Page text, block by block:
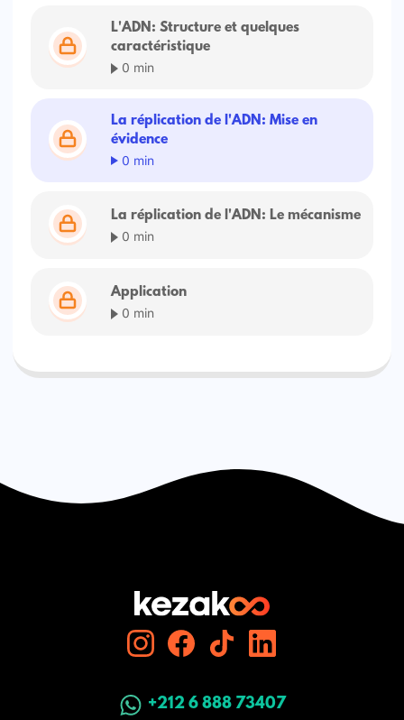
L'ADN: Structure et quelques
caractéristique
0 min
La réplication de l'ADN: Mise en
évidence
0 min
La réplication de l'ADN: Le mécanisme
0 min
Application
0 min
+212 6 888 73407